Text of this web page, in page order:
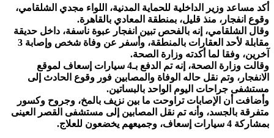
أكد مساعد وزير الداخلية للحماية المدنية، اللواء مجدي الشلقامي،
وقوع انفجار، منذ قليل، بمنطقة المعادي بالقاهرة.
وقال الشلقامي، إنه بالفحص تبين انفجار عبوة ناسفة، داخل حديقة
مقابلة لأحد العقارات بالمنطقة، وأسفر عن وفاة شخص وإصابة 3
آخرين، وفقا لما أكدته وزارة الصحة.
وقالت وزارة الصحة، إنه تم الدفع بـ4 سيارات إسعاف لموقع
الانفجار، وتم نقل حاله الوفاة والمصابين فور وقوع الحادث إلى
مستشفى جراحات اليوم الواحد بالبساتين.
وأضافت أن الإصابات تراوحت ما بين نزيف بالمخ، وجروح وكسور
متفرقة بالجسد، وأنه تم نقل المصابين إلى مستشفى القصر العينى
بمشاركة 4 سيارات إسعاف، وجميعهم يخضعون للعلاج.